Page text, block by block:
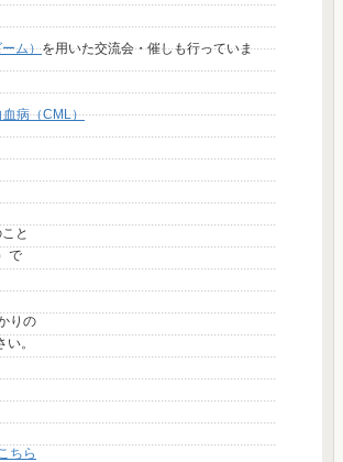
ム）を用いた交流会・催しも行っていま
病（CML）
と
で
りの
。
ちら